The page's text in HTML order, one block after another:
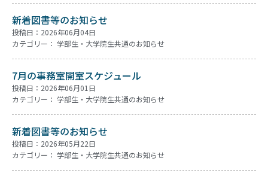
新着図書等のお知らせ
投稿日：2026年06月04日
カテゴリー： 学部生・大学院生共通のお知らせ
7月の事務室開室スケジュール
投稿日：2026年06月01日
カテゴリー： 学部生・大学院生共通のお知らせ
新着図書等のお知らせ
投稿日：2026年05月22日
カテゴリー： 学部生・大学院生共通のお知らせ